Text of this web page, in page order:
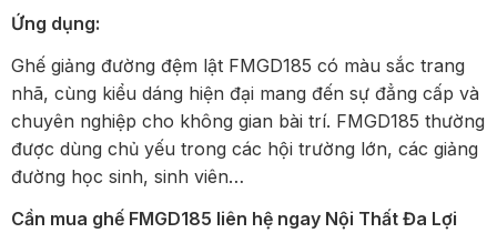
Ứng dụng:
Ghế giảng đường đệm lật FMGD185 có màu sắc trang
nhã, cùng kiểu dáng hiện đại mang đến sự đẳng cấp và
chuyên nghiệp cho không gian bài trí. FMGD185 thường
được dùng chủ yếu trong các hội trường lớn, các giảng
đường học sinh, sinh viên…
Cần mua ghế FMGD185 liên hệ ngay Nội Thất Đa Lợi